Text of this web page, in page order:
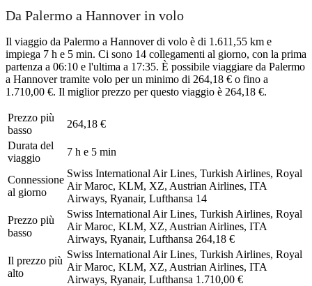
Da Palermo a Hannover in volo
Il viaggio da Palermo a Hannover di volo è di 1.611,55 km e
impiega 7 h e 5 min. Ci sono 14 collegamenti al giorno, con la prima
partenza a 06:10 e l'ultima a 17:35. È possibile viaggiare da Palermo
a Hannover tramite volo per un minimo di 264,18 € o fino a
1.710,00 €. Il miglior prezzo per questo viaggio è 264,18 €.
Prezzo più
basso
264,18 €
Durata del
viaggio
7 h e 5 min
Connessione
al giorno
Swiss International Air Lines, Turkish Airlines, Royal
Air Maroc, KLM, XZ, Austrian Airlines, ITA
Airways, Ryanair, Lufthansa 14
Prezzo più
basso
Swiss International Air Lines, Turkish Airlines, Royal
Air Maroc, KLM, XZ, Austrian Airlines, ITA
Airways, Ryanair, Lufthansa 264,18 €
Il prezzo più
alto
Swiss International Air Lines, Turkish Airlines, Royal
Air Maroc, KLM, XZ, Austrian Airlines, ITA
Airways, Ryanair, Lufthansa 1.710,00 €